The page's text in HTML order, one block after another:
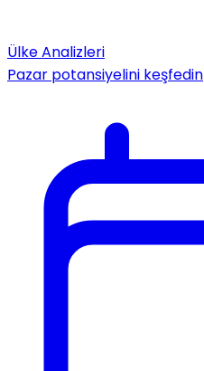
Ülke Analizleri
Pazar potansiyelini keşfedin